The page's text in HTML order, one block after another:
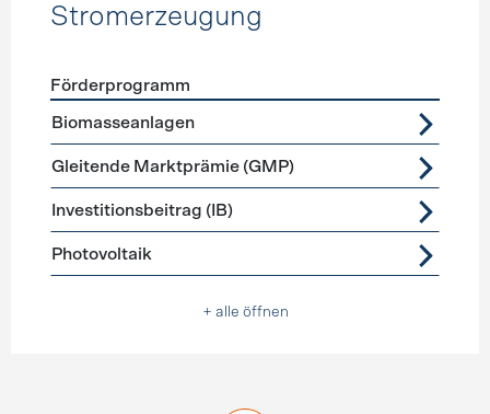
Stromerzeugung
Förderprogramme
Förderprogramm
Biomasseanlagen
Gleitende Marktprämie (GMP)
Investitionsbeitrag (IB)
Photovoltaik
+ alle öffnen